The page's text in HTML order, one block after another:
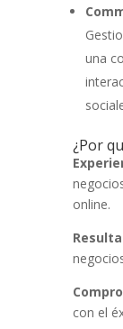
una
¿Por
online.
con el